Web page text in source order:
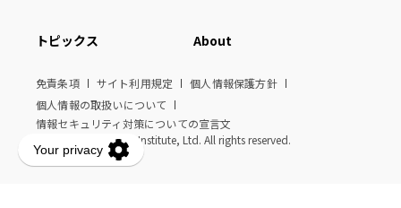
トピックス About
免責条項 サイト利用規定
個人情報保護方針
個人情報の取扱いについて
情報セキュリティ対策についての宣言文
© Nomura Research Institute, Ltd. All rights reserved.